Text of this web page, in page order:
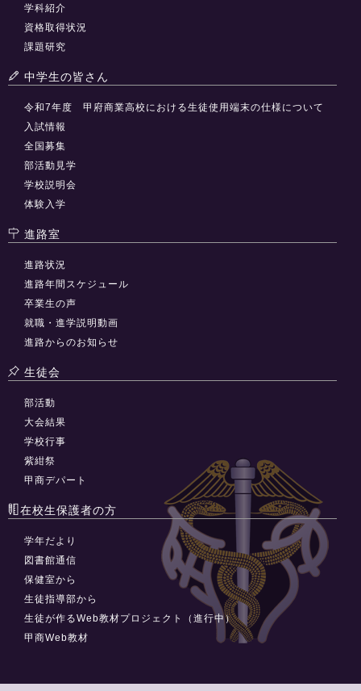
学科紹介
資格取得状況
課題研究
中学生の皆さん
令和7年度 甲府商業高校における生徒使用端末の仕様について
入試情報
全国募集
部活動見学
学校説明会
体験入学
進路室
進路状況
進路年間スケジュール
卒業生の声
就職・進学説明動画
進路からのお知らせ
生徒会
部活動
大会結果
学校行事
紫紺祭
甲商デパート
在校生保護者の方
学年だより
図書館通信
保健室から
生徒指導部から
生徒が作るWeb教材プロジェクト（進行中）
甲商Web教材